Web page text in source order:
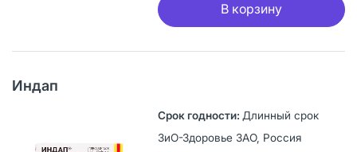
В корзину
Индап
Длинный срок
ЗиО-Здоровье ЗАО, Россия